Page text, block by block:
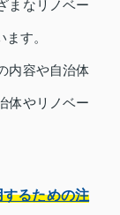
まなリノベー
す。
内容や自治体
体やリノベー
るための注